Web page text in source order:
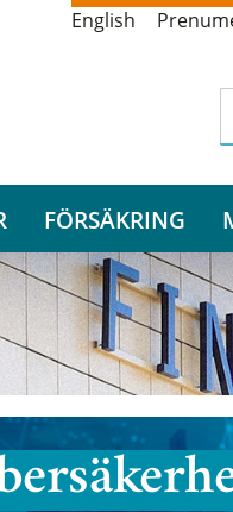
English
FÖRSÄKRING